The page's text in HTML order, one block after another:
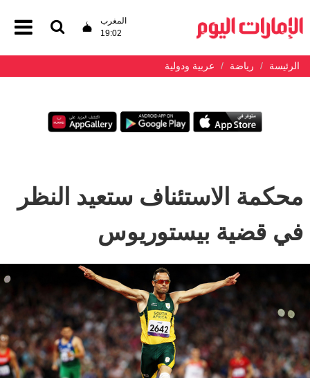
المغرب
19:02
الرئيسة رياضة عربية ودولية
محكمة الاستئناف ستعيد النظر
في قضية بيستوريوس